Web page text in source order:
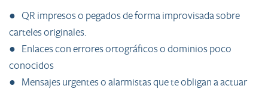
● QR impresos o pegados de forma improvisada sobre
carteles originales.
● Enlaces con errores ortográficos o dominios poco
conocidos
● Mensajes urgentes o alarmistas que te obligan a actuar